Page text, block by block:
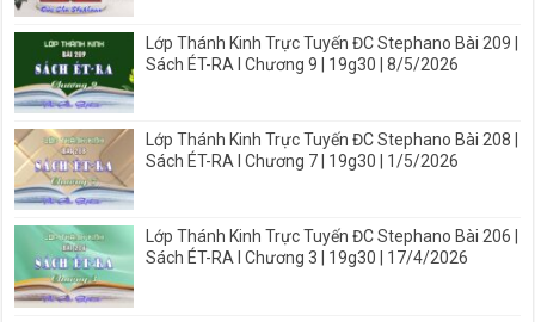
Lớp Thánh Kinh Trực Tuyến ĐC Stephano Bài 209 |
Sách ÉT-RA I Chương 9 | 19g30 | 8/5/2026
Lớp Thánh Kinh Trực Tuyến ĐC Stephano Bài 208 |
Sách ÉT-RA I Chương 7 | 19g30 | 1/5/2026
Lớp Thánh Kinh Trực Tuyến ĐC Stephano Bài 206 |
Sách ÉT-RA I Chương 3 | 19g30 | 17/4/2026